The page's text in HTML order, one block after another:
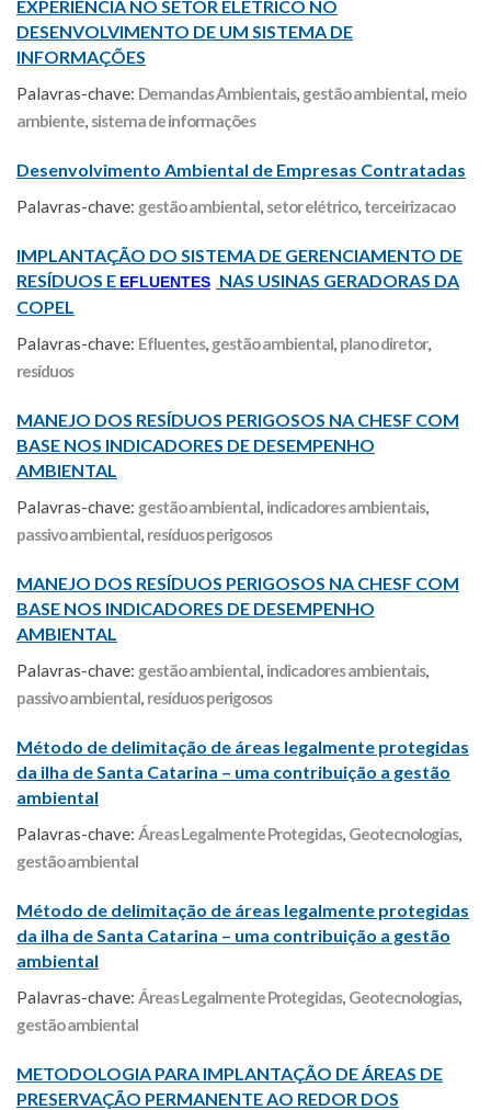
EXPERIÊNCIA NO SETOR ELÉTRICO NO
DESENVOLVIMENTO DE UM SISTEMA DE
INFORMAÇÕES
Palavras-chave: Demandas Ambientais, gestão ambiental, meio
ambiente, sistema de informações
Desenvolvimento Ambiental de Empresas Contratadas
Palavras-chave: gestão ambiental, setor elétrico, terceirizacao
IMPLANTAÇÃO DO SISTEMA DE GERENCIAMENTO DE
RESÍDUOS E EFLUENTES NAS USINAS GERADORAS DA
COPEL
Palavras-chave: Efluentes, gestão ambiental, plano diretor,
resíduos
MANEJO DOS RESÍDUOS PERIGOSOS NA CHESF COM
BASE NOS INDICADORES DE DESEMPENHO
AMBIENTAL
Palavras-chave: gestão ambiental, indicadores ambientais,
passivo ambiental, resíduos perigosos
MANEJO DOS RESÍDUOS PERIGOSOS NA CHESF COM
BASE NOS INDICADORES DE DESEMPENHO
AMBIENTAL
Palavras-chave: gestão ambiental, indicadores ambientais,
passivo ambiental, resíduos perigosos
Método de delimitação de áreas legalmente protegidas
da ilha de Santa Catarina – uma contribuição a gestão
ambiental
Palavras-chave: Áreas Legalmente Protegidas, Geotecnologias,
gestão ambiental
Método de delimitação de áreas legalmente protegidas
da ilha de Santa Catarina – uma contribuição a gestão
ambiental
Palavras-chave: Áreas Legalmente Protegidas, Geotecnologias,
gestão ambiental
METODOLOGIA PARA IMPLANTAÇÃO DE ÁREAS DE
PRESERVAÇÃO PERMANENTE AO REDOR DOS